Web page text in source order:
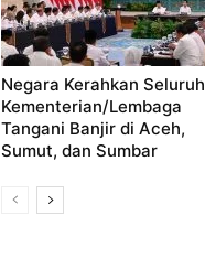
Negara Kerahkan Seluruh
Kementerian/Lembaga
Tangani Banjir di Aceh,
Sumut, dan Sumbar